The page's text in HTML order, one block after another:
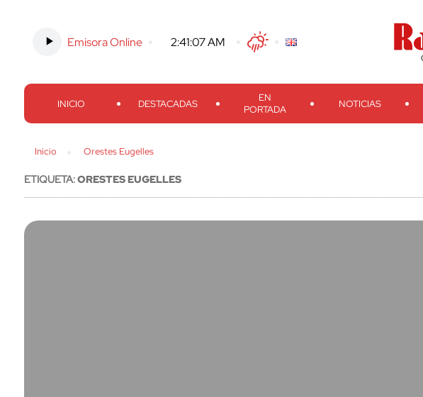
Emisora Online 2:41:08 AM TwitterFacebook
Threads
Instagram TelegramTeveo
INICIO DESTACADAS
EN
PORTADA
NOTICIAS
Inicio Orestes Eugelles
ETIQUETA:ORESTES EUGELLES